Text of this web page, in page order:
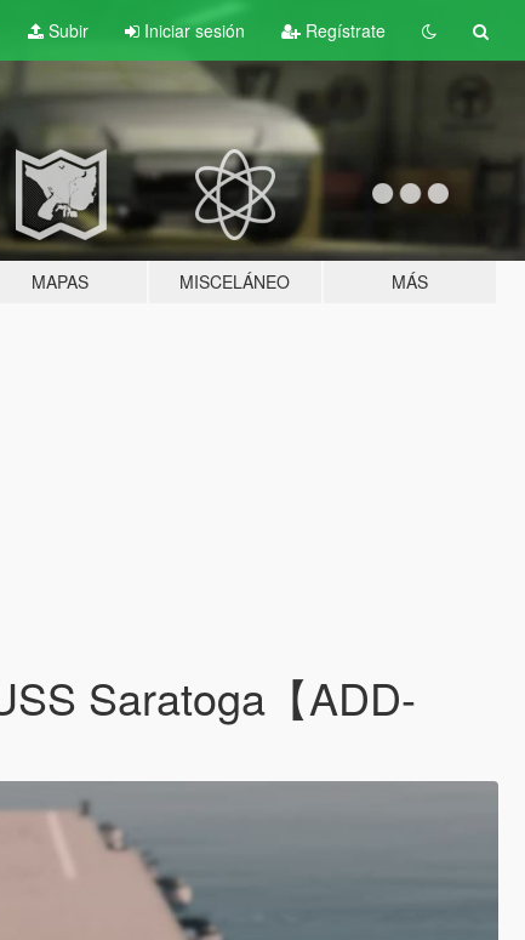
Subir Iniciar sesión Regístrate
MAPAS MISCELÁNEO MÁS
Saratoga【ADD-